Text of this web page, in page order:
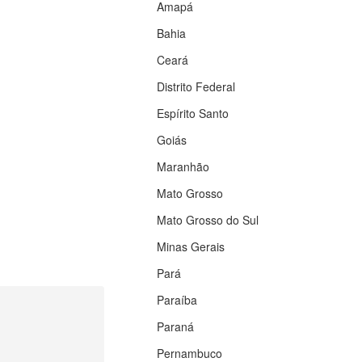
Amapá
Bahia
Ceará
Distrito Federal
Espírito Santo
Goiás
Maranhão
Mato Grosso
Mato Grosso do Sul
Minas Gerais
Pará
Paraíba
Paraná
Pernambuco